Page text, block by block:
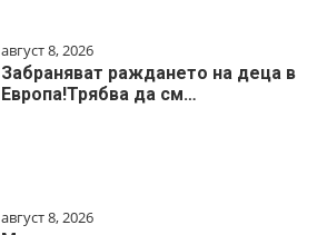
август 8, 2026
Забраняват раждането на деца в
Европа!Трябва да см…
август 8, 2026